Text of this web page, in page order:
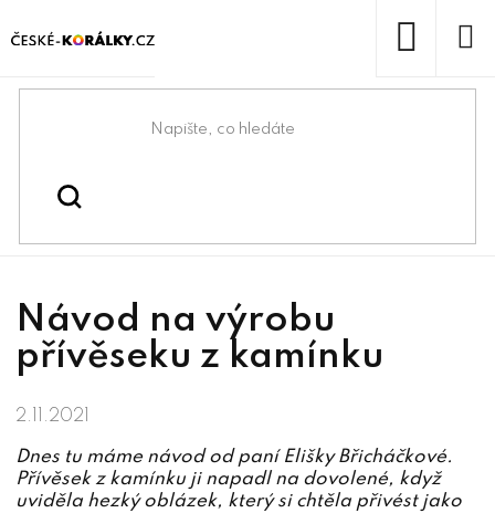
na
Domů /
Návod na výrobu
přívěseku z kamínku
2.11.2021
Dnes tu máme návod od paní Elišky Břicháčkové.
Přívěsek z kamínku ji napadl na dovolené, když
uviděla hezký oblázek, který si chtěla přivést jako